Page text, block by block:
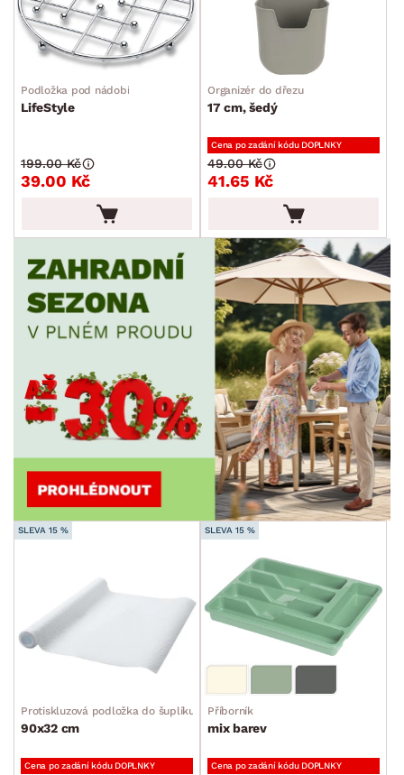
Podložka pod nádobí
LifeStyle
39.00 Kč
199.00 Kč
Organizér do dřezu
17 cm, šedý
Cena po zadání kódu DOPLNKY
41.65 Kč
49.00 Kč
SLEVA 15 %
Protiskluzová podložka do šuplíku
90x32 cm
Cena po zadání kódu DOPLNKY
SLEVA 15 %
Příborník
mix barev
Cena po zadání kódu DOPLNKY